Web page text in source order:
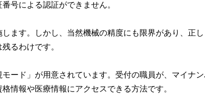
号による認証ができません。
ます。しかし、当然機械の精度にも限界があり、正
るわけです。
ード」が用意されています。受付の職員が、マイナ
情報や医療情報にアクセスできる方法です。